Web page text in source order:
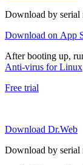
Download by serial
Download on App
After booting up,
Anti-virus for Linux
Free trial
Download Dr.Web
Download by serial